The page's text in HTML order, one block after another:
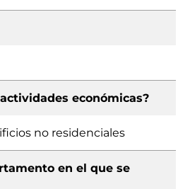
económicas?
no residenciales
en el que se